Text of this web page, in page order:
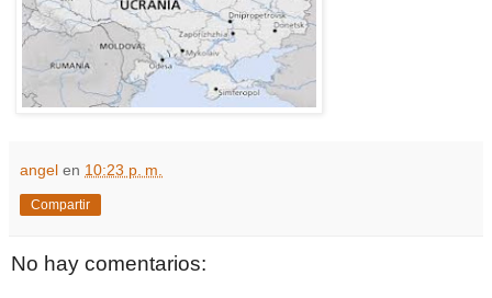
angel en 10:23 p. m.
Compartir
No hay comentarios: